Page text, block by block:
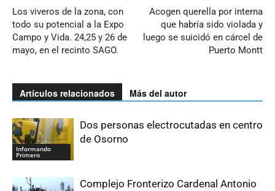
Los viveros de la zona, con
todo su potencial a la Expo
Campo y Vida. 24,25 y 26 de
mayo, en el recinto SAGO.
Acogen querella por interna
que habría sido violada y
luego se suicidó en cárcel de
Puerto Montt
Artículos relacionados Más del autor
Informando
Primero
Dos personas electrocutadas en centro
de Osorno
Complejo Fronterizo Cardenal Antonio